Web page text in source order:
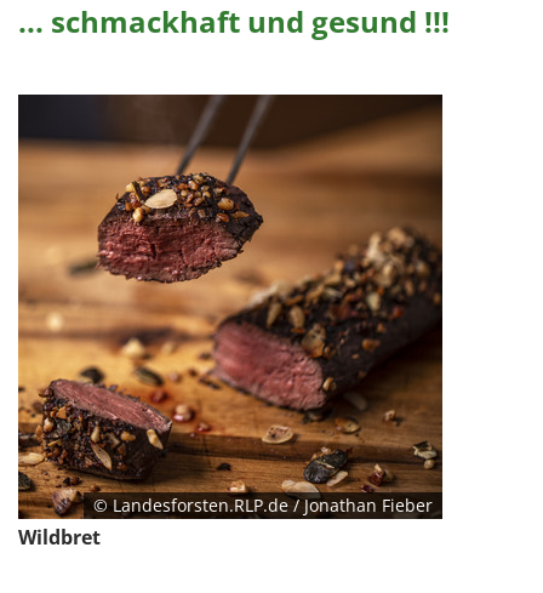
... schmackhaft und gesund !!!
© Landesforsten.RLP.de / Jonathan Fieber
Wildbret